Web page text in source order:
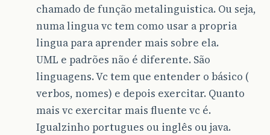
chamado de função metalinguistica. Ou seja,
numa lingua vc tem como usar a propria
lingua para aprender mais sobre ela.
UML e padrões não é diferente. São
linguagens. Vc tem que entender o básico (
verbos, nomes) e depois exercitar. Quanto
mais vc exercitar mais fluente vc é.
Igualzinho portugues ou inglês ou java.